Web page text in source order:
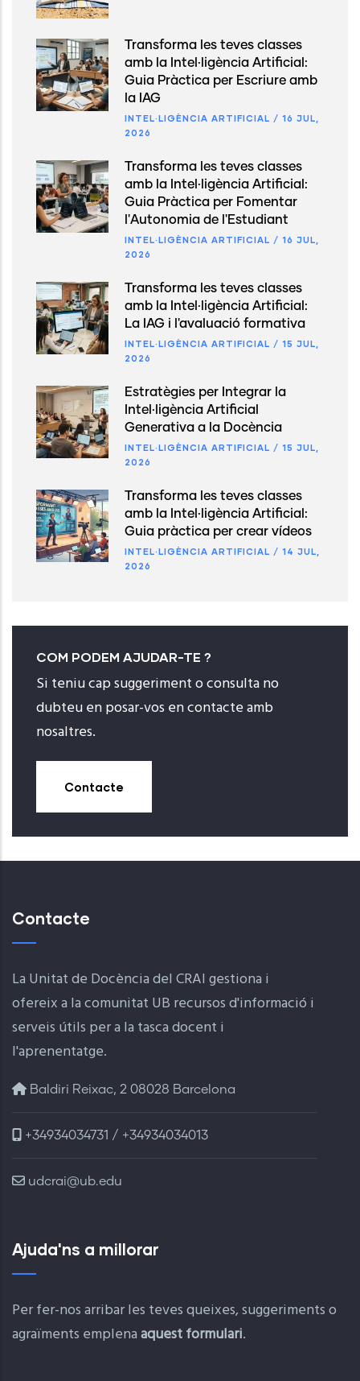
Transforma les teves classes
amb la Intel·ligència Artificial:
Guia Pràctica per Escriure amb
la IAG
INTEL·LIGÈNCIA ARTIFICIAL / 16 JUL,
2026
Transforma les teves classes
amb la Intel·ligència Artificial:
Guia Pràctica per Fomentar
l'Autonomia de l'Estudiant
INTEL·LIGÈNCIA ARTIFICIAL / 16 JUL,
2026
Transforma les teves classes
amb la Intel·ligència Artificial:
La IAG i l'avaluació formativa
INTEL·LIGÈNCIA ARTIFICIAL / 15 JUL,
2026
Estratègies per Integrar la
Intel·ligència Artificial
Generativa a la Docència
INTEL·LIGÈNCIA ARTIFICIAL / 15 JUL,
2026
Transforma les teves classes
amb la Intel·ligència Artificial:
Guia pràctica per crear vídeos
INTEL·LIGÈNCIA ARTIFICIAL / 14 JUL,
2026
COM PODEM AJUDAR-TE ?
Si teniu cap suggeriment o consulta no
dubteu en posar-vos en contacte amb
nosaltres.
Contacte
Contacte
La Unitat de Docència del CRAI gestiona i
ofereix a la comunitat UB recursos d'informació i
serveis útils per a la tasca docent i
l'aprenentatge.
Baldiri Reixac, 2 08028 Barcelona
+34934034731 / +34934034013
udcrai@ub.edu
Ajuda'ns a millorar
Per fer-nos arribar les teves queixes, suggeriments o
agraïments emplenaaquest formulari.